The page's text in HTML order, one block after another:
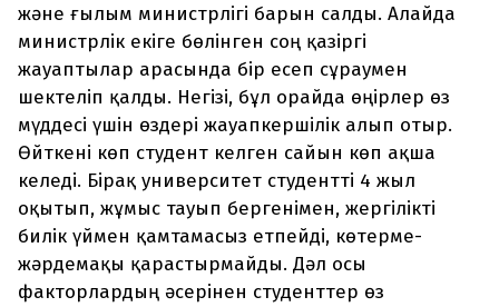
және ғылым министрлігі барын салды. Алайда
министрлік екіге бөлінген соң қазіргі
жауаптылар арасында бір есеп сұраумен
шектеліп қалды. Негізі, бұл орайда өңірлер өз
мүддесі үшін өздері жауапкершілік алып отыр.
Өйткені көп студент келген сайын көп ақша
келеді. Бірақ университет студентті 4 жыл
оқытып, жұмыс тауып бергенімен, жергілікті
билік үймен қамтамасыз етпейді, көтерме-
жәрдемақы қарастырмайды. Дәл осы
факторлардың әсерінен студенттер өз